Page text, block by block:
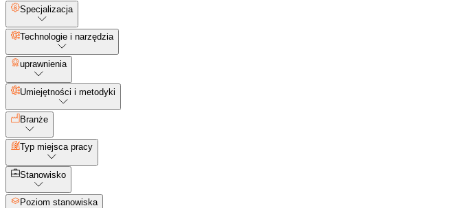
Specjalizacja
Technologie i narzędzia
uprawnienia
Umiejętności i metodyki
Branże
Typ miejsca pracy
Stanowisko
Poziom stanowiska